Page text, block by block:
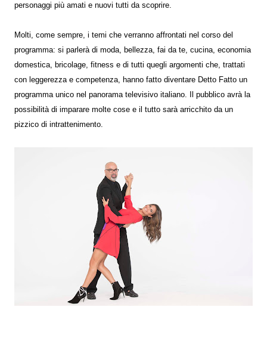
personaggi più amati e nuovi tutti da scoprire.
Molti, come sempre, i temi che verranno affrontati nel corso del
programma: si parlerà di moda, bellezza, fai da te, cucina, economia
domestica, bricolage, fitness e di tutti quegli argomenti che, trattati
con leggerezza e competenza, hanno fatto diventare Detto Fatto un
programma unico nel panorama televisivo italiano. Il pubblico avrà la
possibilità di imparare molte cose e il tutto sarà arricchito da un
pizzico di intrattenimento.